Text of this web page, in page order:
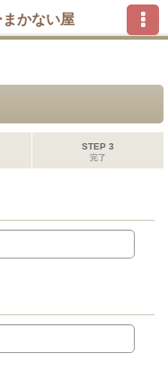
かない屋
STEP 3
完了